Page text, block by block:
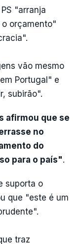
"arranja
orçamento"
vão mesmo
Portugal" e
subirão".
afirmou que se
no
do
para o país".
suporta o
que "este é um
traz